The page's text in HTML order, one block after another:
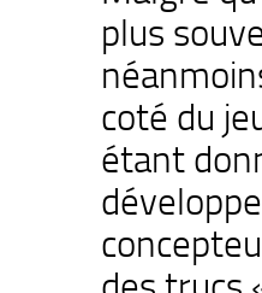
plus
coté du
étant